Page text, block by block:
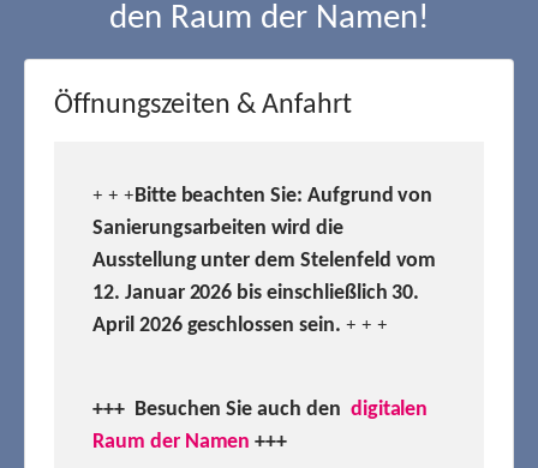
den Raum der Namen!
Öffnungszeiten & Anfahrt
+ + +Bitte beachten Sie: Aufgrund von
Sanierungsarbeiten wird die
Ausstellung unter dem Stelenfeld vom
12. Januar 2026 bis einschließlich 30.
April 2026 geschlossen sein. + + +
+++ Besuchen Sie auch den digitalen
Raum der Namen +++